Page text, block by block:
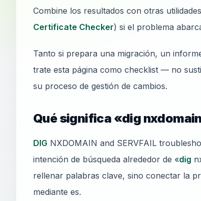
Combine los resultados con otras
Certificate Checker) si el problema
Tanto si prepara una migración, un
trate esta página como checklist — no
su proceso de gestión de cambios.
Qué significa «dig
DIG NXDOMAIN and SERVFAIL
intención de búsqueda alrededor de «dig
rellenar palabras clave, sino conectar la
mediante es.